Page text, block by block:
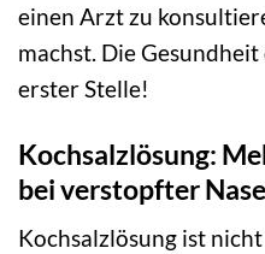
einen Arzt zu
machst. Die
erster Stelle!
Kochsalzlösung:
bei verstopfter Nase
Kochsalzlösung ist